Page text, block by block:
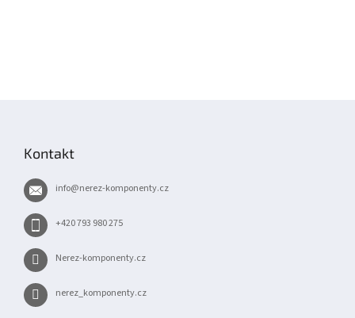
Kontakt
info@nerez-komponenty.cz
+420 793 980 275
Nerez-komponenty.cz
nerez_komponenty.cz